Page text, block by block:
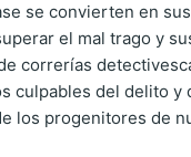
se convierten en
el mal trago y
correrías
culpables del delito y
los progenitores de